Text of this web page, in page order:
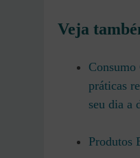
Veja
Consumo
práticas
seu dia a
Produtos